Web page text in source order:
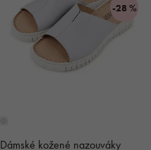
-28 %
Dámské kožené nazouváky